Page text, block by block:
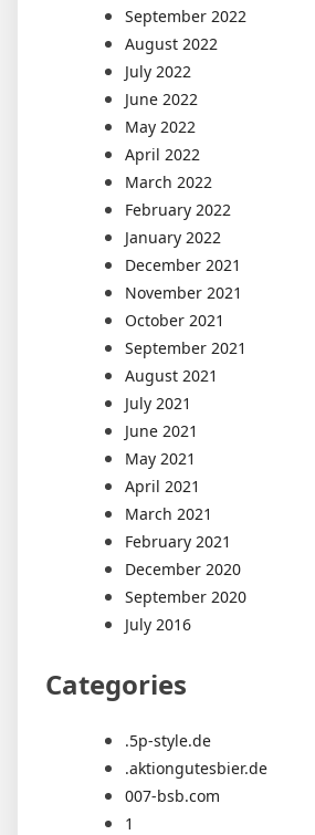
September 2022
August 2022
July 2022
June 2022
May 2022
April 2022
March 2022
February 2022
January 2022
December 2021
November 2021
October 2021
September 2021
August 2021
July 2021
June 2021
May 2021
April 2021
March 2021
February 2021
December 2020
September 2020
July 2016
Categories
.5p-style.de
.aktiongutesbier.de
007-bsb.com
1